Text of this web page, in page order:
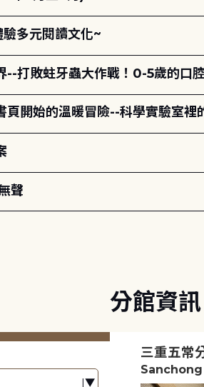
驗多元閱讀文化~
--打敗蛀牙蟲大作戰！0-5歲的口
開始的溫暖冒險--科學實驗室裡
聲
分館資訊
三重五常